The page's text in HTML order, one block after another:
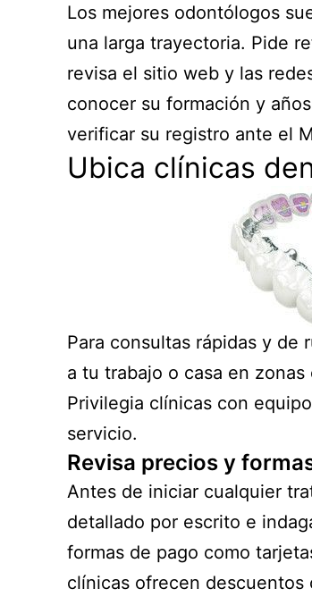
Los mejores odontólogos
una larga trayectoria. Pide
revisa el sitio web y las
conocer su formación y
verificar su registro ante el
Ubica clínicas
Para consultas rápidas y de
a tu trabajo o casa en
Privilegia clínicas con
servicio.
Revisa precios y
Antes de iniciar cualquier
detallado por escrito e
formas de pago como
clínicas ofrecen